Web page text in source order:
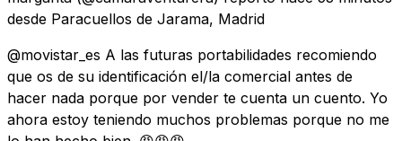
desde Paracuellos de Jarama, Madrid
@movistar_es A las futuras portabilidades recomiendo
que os de su identificación el/la comercial antes de
hacer nada porque por vender te cuenta un cuento. Yo
ahora estoy teniendo muchos problemas porque no me